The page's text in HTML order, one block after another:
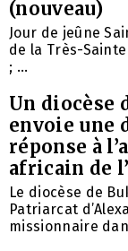
(nouveau)
Jour de jeûne
de la Très-
; ...
Un diocèse
envoie une
réponse à
africain de
Le diocèse de
Patriarcat
missionnaire